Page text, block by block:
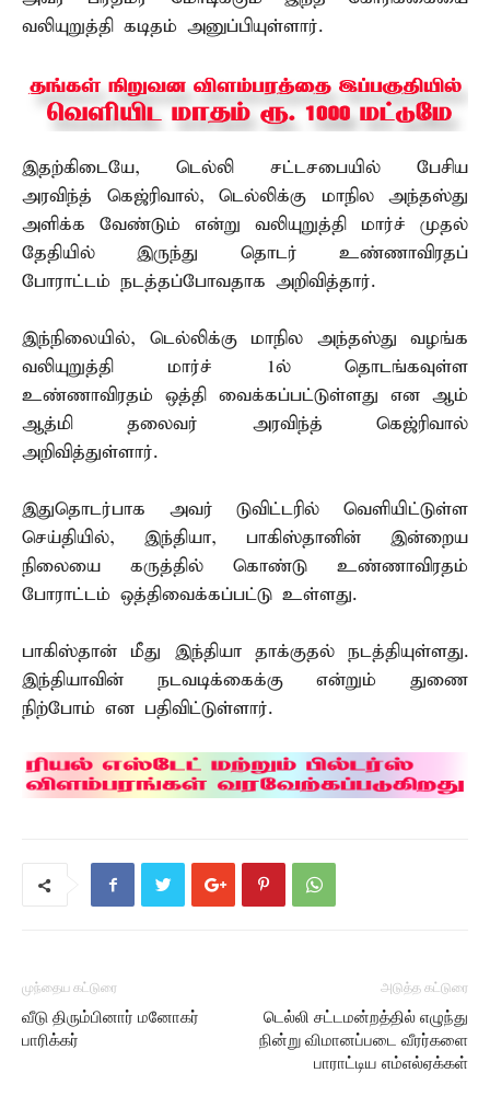
வலியுறுத்தி கடிதம் அனுப்பியுள்ளார்.
இதற்கிடையே, டெல்லி சட்டசபையில் பேசிய
அரவிந்த் கெஜ்ரிவால், டெல்லிக்கு மாநில அந்தஸ்து
அளிக்க வேண்டும் என்று வலியுறுத்தி மார்ச் முதல்
தேதியில் இருந்து தொடர் உண்ணாவிரதப்
போராட்டம் நடத்தப்போவதாக அறிவித்தார்.
இந்நிலையில், டெல்லிக்கு மாநில அந்தஸ்து வழங்க
வலியுறுத்தி மார்ச் 1ல் தொடங்கவுள்ள
உண்ணாவிரதம் ஒத்தி வைக்கப்பட்டுள்ளது என ஆம்
ஆத்மி தலைவர் அரவிந்த் கெஜ்ரிவால்
அறிவித்துள்ளார்.
இதுதொடர்பாக அவர் டுவிட்டரில் வெளியிட்டுள்ள
செய்தியில், இந்தியா, பாகிஸ்தானின் இன்றைய
நிலையை கருத்தில் கொண்டு உண்ணாவிரதம்
போராட்டம் ஒத்திவைக்கப்பட்டு உள்ளது.
பாகிஸ்தான் மீது இந்தியா தாக்குதல் நடத்தியுள்ளது.
இந்தியாவின் நடவடிக்கைக்கு என்றும் துணை
நிற்போம் என பதிவிட்டுள்ளார்.
முந்தைய கட்டுரை
வீடு திரும்பினார் மனோகர்
பாரிக்கர்
அடுத்த கட்டுரை
டெல்லி சட்டமன்றத்தில் எழுந்து
நின்று விமானப்படை வீரர்களை
பாராட்டிய எம்எல்ஏக்கள்